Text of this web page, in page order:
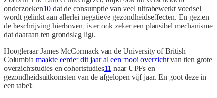
onderzoeken10 dat de consumptie van veel ultrabewerkt voedsel
wordt gelinkt aan allerlei negatieve gezondheidseffecten. En gezien
de beschrijving hierboven, is er ook zeker een plausibel mechanisme
dat daaraan ten grondslag ligt.
Hoogleraar James McCormack van de University of British
Columbia maakte eerder dit jaar al een mooi overzicht van tien grote
overzichtstudies en cohortstudies11 naar UPFs en
gezondheidsuitkomsten van de afgelopen vijf jaar. En goot deze in
een tabel: